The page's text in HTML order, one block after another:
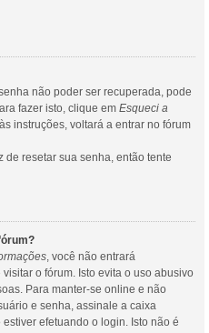
não poder ser recuperada, pode
fazer isto, clique em Esqueci a
instruções, voltará a entrar no fórum
de resetar sua senha, então tente
, você não entrará
o fórum. Isto evita o uso abusivo
Para manter-se online e não
e senha, assinale a caixa
estiver efetuando o login. Isto não é